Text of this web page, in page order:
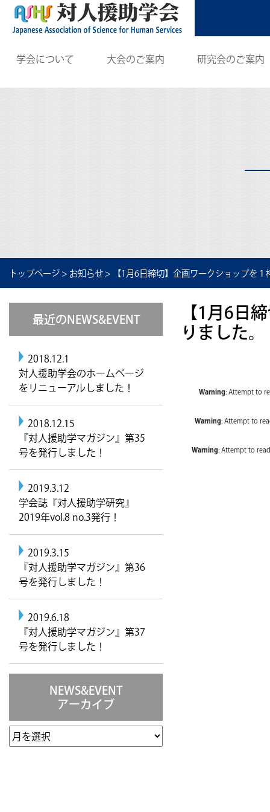
学会について 大会のご案内 研究会のご案内
トップページ > お知らせ > 【1月6日締切】企画ワークショップを
最近のNEWS&EVENT
2018.12.1
対人援助学会のホームページ
をリニューアルしました！
2018.12.15
『対人援助学マガジン』第35
号を発行しました！
2019.3.12
学会誌『対人援助学研究』
2019年vol.8 no.3発行！
2019.3.15
『対人援助学マガジン』第36
号を発行しました！
2019.6.18
『対人援助学マガジン』第37
号を発行しました！
NEWS&EVENT
アーカイブ
【1月6日
りました。
Warning: Attempt to
Warning: Attempt to
Warning: Attempt to